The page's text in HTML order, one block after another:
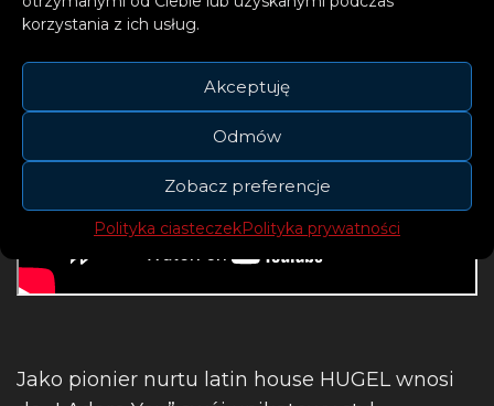
korzystania z ich usług.
Akceptuję
Odmów
Zobacz preferencje
Polityka ciasteczekPolityka prywatności
Jako pionier nurtu latin house HUGEL wnosi